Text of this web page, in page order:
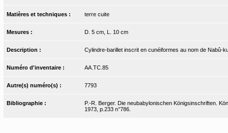
Matières et techniques : terre cuite
Mesures : D. 5 cm, L. 10 cm
Description : Cylindre-barillet inscrit en cunéiformes au nom de Nabû-
Numéro d'inventaire : AA.TC.85
Autre(s) numéro(s) : 7793
Bibliographie :
P.-R. Berger. Die neubabylonischen Königsinschriften.
1973, p.233 n°786.